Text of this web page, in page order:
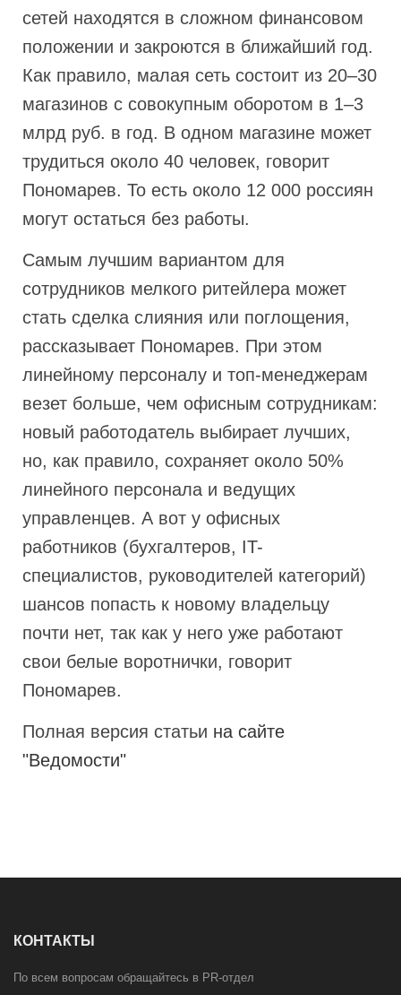
сетей находятся в сложном финансовом
положении и закроются в ближайший год.
Как правило, малая сеть состоит из 20–30
магазинов с совокупным оборотом в 1–3
млрд руб. в год. В одном магазине может
трудиться около 40 человек, говорит
Пономарев. То есть около 12 000 россиян
могут остаться без работы.
Самым лучшим вариантом для
сотрудников мелкого ритейлера может
стать сделка слияния или поглощения,
рассказывает Пономарев. При этом
линейному персоналу и топ-менеджерам
везет больше, чем офисным сотрудникам:
новый работодатель выбирает лучших,
но, как правило, сохраняет около 50%
линейного персонала и ведущих
управленцев. А вот у офисных
работников (бухгалтеров, IT-
специалистов, руководителей категорий)
шансов попасть к новому владельцу
почти нет, так как у него уже работают
свои белые воротнички, говорит
Пономарев.
Полная версия статьи на сайте
"Ведомости"
КОНТАКТЫ
По всем вопросам обращайтесь в PR-отдел